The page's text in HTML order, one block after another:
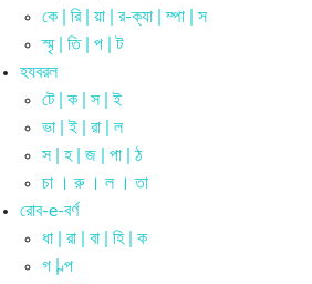
কে | রি | য়া | র-ক্যা | ম্পা | স
স্মৃ | তি | প | ট
হযবরল
টে | ক | স | ই
ভা | ই | রা | ল
স | হ | জ | পা | ঠ
চা । রু । ল । তা
রোব-e-বর্ণ
ধা | রা | বা | হি | ক
গ | ল্প